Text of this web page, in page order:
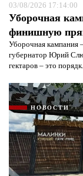
03/08/2026 17:14:00
Уборочная
финишную
Уборочная кампания
губернатор Юрий
гектаров – это
НОВОСТИ